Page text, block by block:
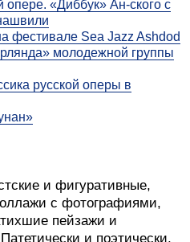
«Диббук» Ан-ского с
фестивале Sea Jazz Ashdod
молодежной группы
русской оперы в
и фигуративные,
с фотографиями,
пейзажи и
и поэтически,